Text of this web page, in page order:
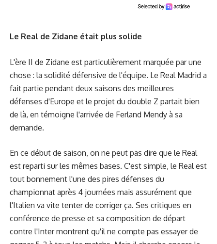
Le Real de Zidane était plus solide
L'ère II de Zidane est particulièrement marquée par une
chose : la solidité défensive de l'équipe. Le Real Madrid a
fait partie pendant deux saisons des meilleures
défenses d'Europe et le projet du double Z partait bien
de là, en témoigne l'arrivée de Ferland Mendy à sa
demande.
En ce début de saison, on ne peut pas dire que le Real
est reparti sur les mêmes bases. C'est simple, le Real est
tout bonnement l'une des pires défenses du
championnat après 4 journées mais assurément que
l'Italien va vite tenter de corriger ça. Ses critiques en
conférence de presse et sa composition de départ
contre l'Inter montrent qu'il ne compte pas essayer de